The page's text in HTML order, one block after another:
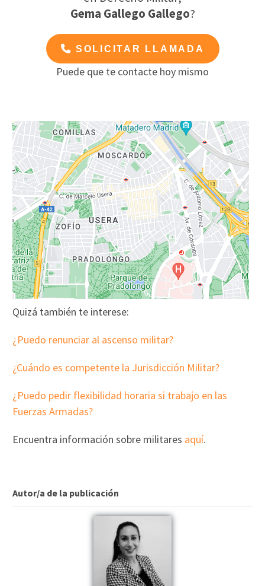
Gema Gallego Gallego?
SOLICITAR LLAMADA
Puede que te contacte hoy mismo
Quizá también te interese:
¿Puedo renunciar al ascenso militar?
¿Cuándo es competente la Jurisdicción Militar?
¿Puedo pedir flexibilidad horaria si trabajo en las
Fuerzas Armadas?
Encuentra información sobre militares aquí.
Autor/a de la publicación